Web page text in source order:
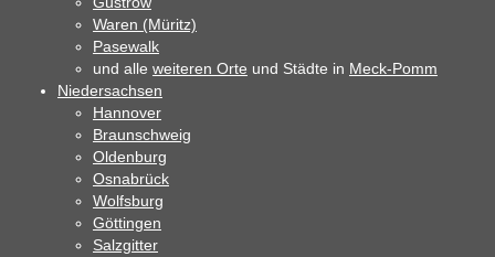
Waren (Müritz)
Pasewalk
und alle weiteren Orte und Städte in Meck-Pomm
Niedersachsen
Hannover
Braunschweig
Oldenburg
Osnabrück
Wolfsburg
Göttingen
Salzgitter